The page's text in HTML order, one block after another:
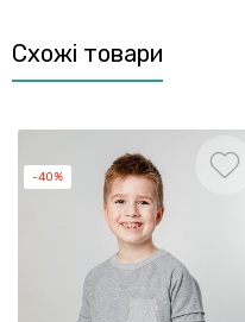
Схожі товари
-40%